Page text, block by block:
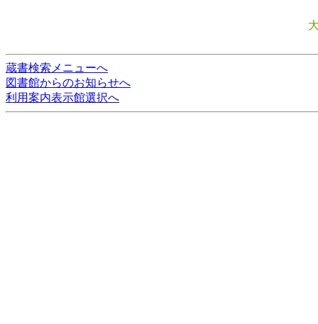
蔵書検索メニューへ
図書館からのお知らせへ
利用案内表示館選択へ